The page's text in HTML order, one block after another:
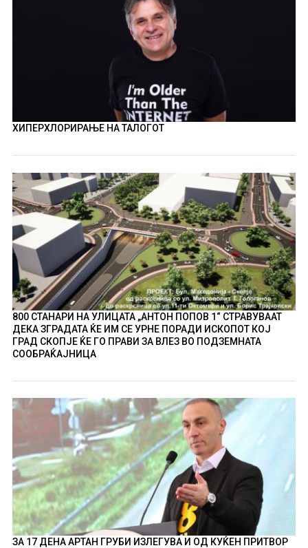
ХИПЕРХЛОРИРАЊЕ НА ТАЛОГОТ
800 СТАНАРИ НА УЛИЦАТА „АНТОН ПОПОВ 1“ СТРАВУВААТ
ДЕКА ЗГРАДАТА ЌЕ ИМ СЕ УРНЕ ПОРАДИ ИСКОПОТ КОЈ
ГРАД СКОПЈЕ ЌЕ ГО ПРАВИ ЗА ВЛЕЗ ВО ПОДЗЕМНАТА
СООБРАЌАЈНИЦА
ЗА 17 ДЕНА АРТАН ГРУБИ ИЗЛЕГУВА И ОД КУЌЕН ПРИТВОР